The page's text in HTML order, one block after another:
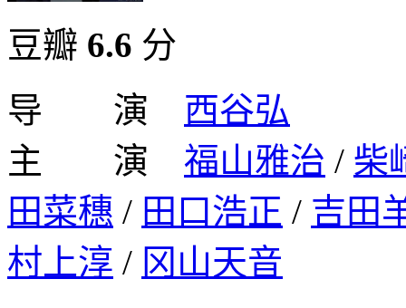
豆瓣 6.6 分
导 演 西谷弘
主 演 福山雅治 / 柴
田菜穗 / 田口浩正 / 吉田
村上淳 / 冈山天音